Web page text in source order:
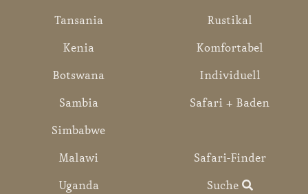
Tansania
Kenia
Botswana
Sambia
Simbabwe
Malawi
Uganda
Rustikal
Komfortabel
Individuell
Safari + Baden
Safari-Finder
Suche